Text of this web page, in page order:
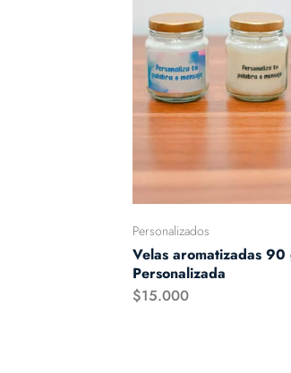
Personalizados
Velas aromatizadas
Personalizada
$15.000